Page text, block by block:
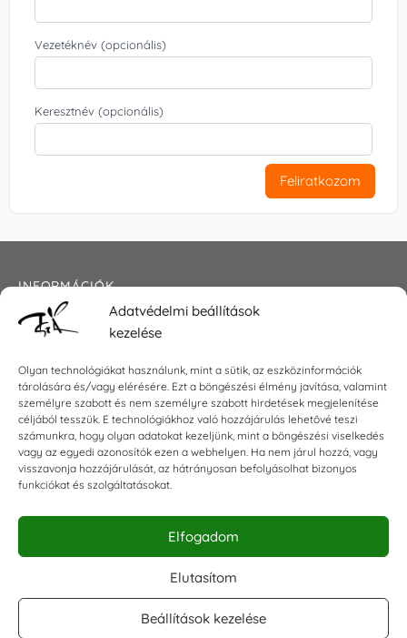
Adatvédelmi beállítások
kezelése
Olyan technológiákat használunk, mint a sütik, az eszközinformációk
tárolására és/vagy elérésére. Ezt a böngészési élmény javítása, valamint
személyre szabott és nem személyre szabott hirdetések megjelenítése
céljából tesszük. E technológiákhoz való hozzájárulás lehetővé teszi
számunkra, hogy olyan adatokat kezeljünk, mint a böngészési viselkedés
vagy az egyedi azonosítók ezen a webhelyen. Ha nem járul hozzá, vagy
visszavonja hozzájárulását, az hátrányosan befolyásolhat bizonyos
funkciókat és szolgáltatásokat.
Elfogadom
Elutasítom
Beállítások kezelése
Vezetéknév (opcionális)
Keresztnév (opcionális)
Feliratkozom
INFORMÁCIÓK
Általános szerződési feltételek
Impresszum
KAPCSOLAT
E-mail:shop@torokszilvi.com
Telefon: +36 30 6767872
KÖZÖSSÉGI